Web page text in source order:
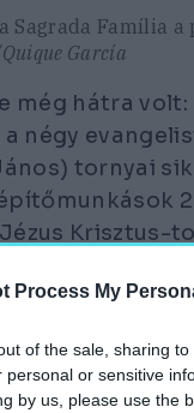
Process My
of the sale, sharing
personal or sensitive
by us, please use the
Sagrada Família a
García
még hátra volt:
négy
tornyai
Krisztus-
ami a
a
amire
volna várnia: